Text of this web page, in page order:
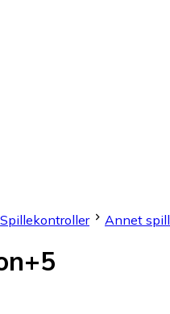
Spillekontroller Annet